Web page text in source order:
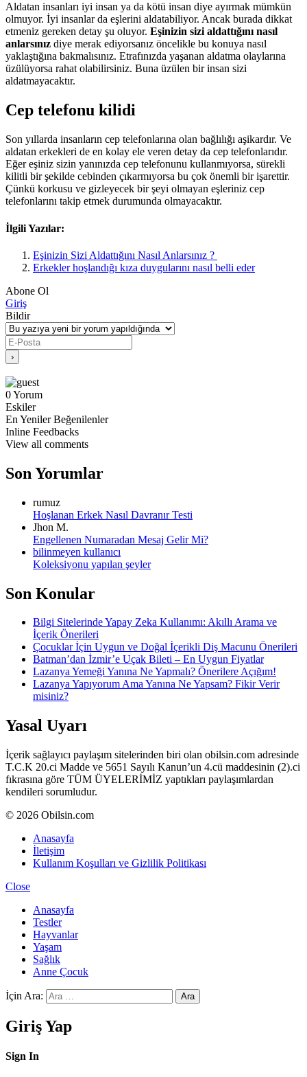
Aldatan insanları iyi insan ya da kötü insan diye ayırmak mümkün
olmuyor. İyi insanlar da eşlerini aldatabiliyor. Ancak burada dikkat
etmeniz gereken detay şu oluyor. Eşinizin sizi aldattığını nasıl
anlarsınız diye merak ediyorsanız öncelikle bu konuya nasıl
yaklaştığına bakmalısınız. Etrafınızda yaşanan aldatma olaylarına
üzülüyorsa rahat olabilirsiniz. Buna üzülen bir insan sizi
aldatmayacaktır.
Cep telefonu kilidi
Son yıllarda insanların cep telefonlarına olan bağlılığı aşikardır. Ve
aldatan erkekleri de en kolay ele veren detay da cep telefonlarıdır.
Eğer eşiniz sizin yanınızda cep telefonunu kullanmıyorsa, sürekli
kilitli bir şekilde cebinden çıkarmıyorsa bu çok önemli bir işarettir.
Çünkü korkusu ve gizleyecek bir şeyi olmayan eşleriniz cep
telefonlarını takip etmek durumunda olmayacaktır.
İlgili Yazılar:
Eşinizin Sizi Aldattığını Nasıl Anlarsınız ?
Erkekler hoşlandığı kıza duygularını nasıl belli eder
Abone Ol
Giriş
Bildir
0Yorum
Eskiler
En Yeniler Beğenilenler
Inline Feedbacks
View all comments
Son Yorumlar
rumuz
Hoşlanan Erkek Nasıl Davranır Testi
Jhon M.
Engellenen Numaradan Mesaj Gelir Mi?
bilinmeyen kullanıcı
Koleksiyonu yapılan şeyler
Son Konular
Bilgi Sitelerinde Yapay Zeka Kullanımı: Akıllı Arama ve
İçerik Önerileri
Çocuklar İçin Uygun ve Doğal İçerikli Diş Macunu Önerileri
Batman’dan İzmir’e Uçak Bileti – En Uygun Fiyatlar
Lazanya Yemeği Yanına Ne Yapmalı? Önerilere Açığım!
Lazanya Yapıyorum Ama Yanına Ne Yapsam? Fikir Verir
misiniz?
Yasal Uyarı
İçerik sağlayıcı paylaşım sitelerinden biri olan obilsin.com adresinde
T.C.K 20.ci Madde ve 5651 Sayılı Kanun’un 4.cü maddesinin (2).ci
fıkrasına göre TÜM ÜYELERİMİZ yaptıkları paylaşımlardan
kendileri sorumludur.
© 2026 Obilsin.com
Anasayfa
İletişim
Kullanım Koşulları ve Gizlilik Politikası
Close
Anasayfa
Testler
Hayvanlar
Yaşam
Sağlık
Anne Çocuk
İçin Ara: Ara
Giriş Yap
Sign In